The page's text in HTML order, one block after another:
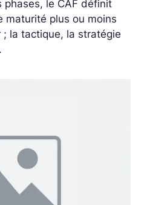
phases, le CAF définit
maturité plus ou moins
; la tactique, la stratégie